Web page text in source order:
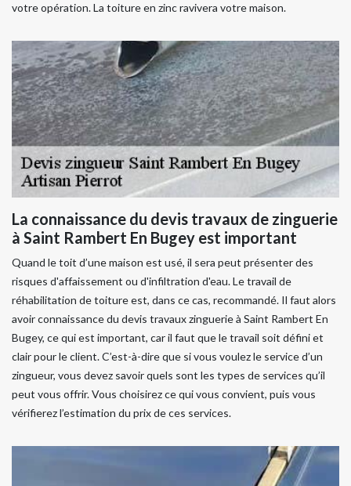
votre opération. La toiture en zinc ravivera votre maison.
La connaissance du devis travaux de zinguerie
à Saint Rambert En Bugey est important
Quand le toit d’une maison est usé, il sera peut présenter des
risques d'affaissement ou d'infiltration d'eau. Le travail de
réhabilitation de toiture est, dans ce cas, recommandé. Il faut alors
avoir connaissance du devis travaux zinguerie à Saint Rambert En
Bugey, ce qui est important, car il faut que le travail soit défini et
clair pour le client. C’est-à-dire que si vous voulez le service d’un
zingueur, vous devez savoir quels sont les types de services qu’il
peut vous offrir. Vous choisirez ce qui vous convient, puis vous
vérifierez l’estimation du prix de ces services.